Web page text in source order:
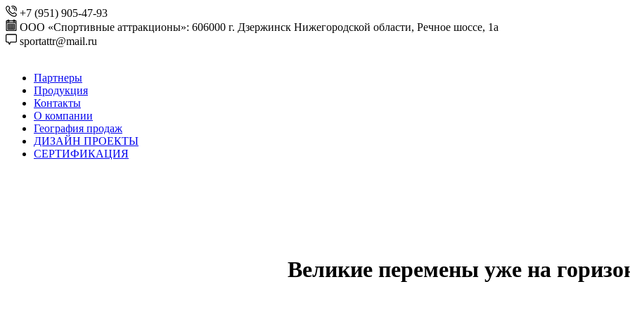
+7 (951) 905-47-93
ООО «Спортивные аттракционы»: 606000 г. Дзержинск Нижегородской области, Речное шоссе, 1а
sportattr@mail.ru
Партнеры
Продукция
Контакты
О компании
География продаж
ДИЗАЙН ПРОЕКТЫ
СЕРТИФИКАЦИЯ
Великие перемены уже на